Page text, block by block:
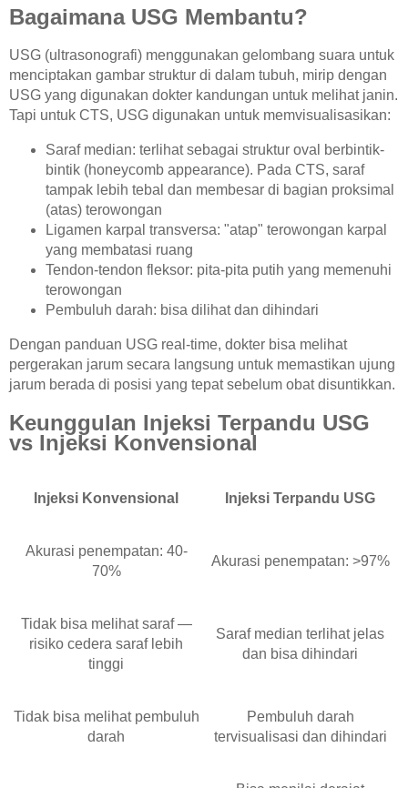
Bagaimana USG Membantu?
USG (ultrasonografi) menggunakan gelombang suara untuk
menciptakan gambar struktur di dalam tubuh, mirip dengan
USG yang digunakan dokter kandungan untuk melihat janin.
Tapi untuk CTS, USG digunakan untuk memvisualisasikan:
Saraf median: terlihat sebagai struktur oval berbintik-
bintik (honeycomb appearance). Pada CTS, saraf
tampak lebih tebal dan membesar di bagian proksimal
(atas) terowongan
Ligamen karpal transversa: "atap" terowongan karpal
yang membatasi ruang
Tendon-tendon fleksor: pita-pita putih yang memenuhi
terowongan
Pembuluh darah: bisa dilihat dan dihindari
Dengan panduan USG real-time, dokter bisa melihat
pergerakan jarum secara langsung untuk memastikan ujung
jarum berada di posisi yang tepat sebelum obat disuntikkan.
Keunggulan Injeksi Terpandu USG
vs Injeksi Konvensional
Injeksi Konvensional Injeksi Terpandu USG
Akurasi penempatan: 40-
70%
Akurasi penempatan: >97%
Tidak bisa melihat saraf —
risiko cedera saraf lebih
tinggi
Saraf median terlihat jelas
dan bisa dihindari
Tidak bisa melihat pembuluh
darah
Pembuluh darah
tervisualisasi dan dihindari